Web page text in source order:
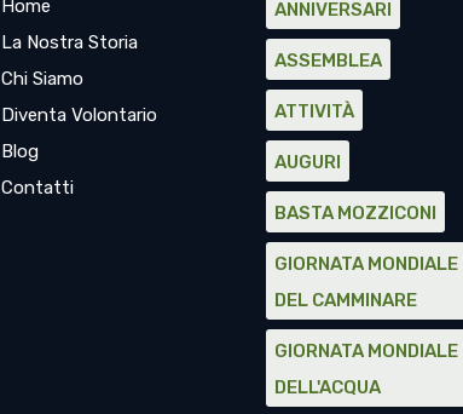
Home
La Nostra Storia
Chi Siamo
Diventa Volontario
Blog
Contatti
ANNIVERSARI
ASSEMBLEA
ATTIVITÀ
AUGURI
BASTA MOZZICONI
GIORNATA MONDIALE
DEL CAMMINARE
GIORNATA MONDIALE
DELL'ACQUA